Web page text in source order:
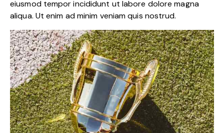
eiusmod tempor incididunt ut labore dolore magna
aliqua. Ut enim ad minim veniam quis nostrud.